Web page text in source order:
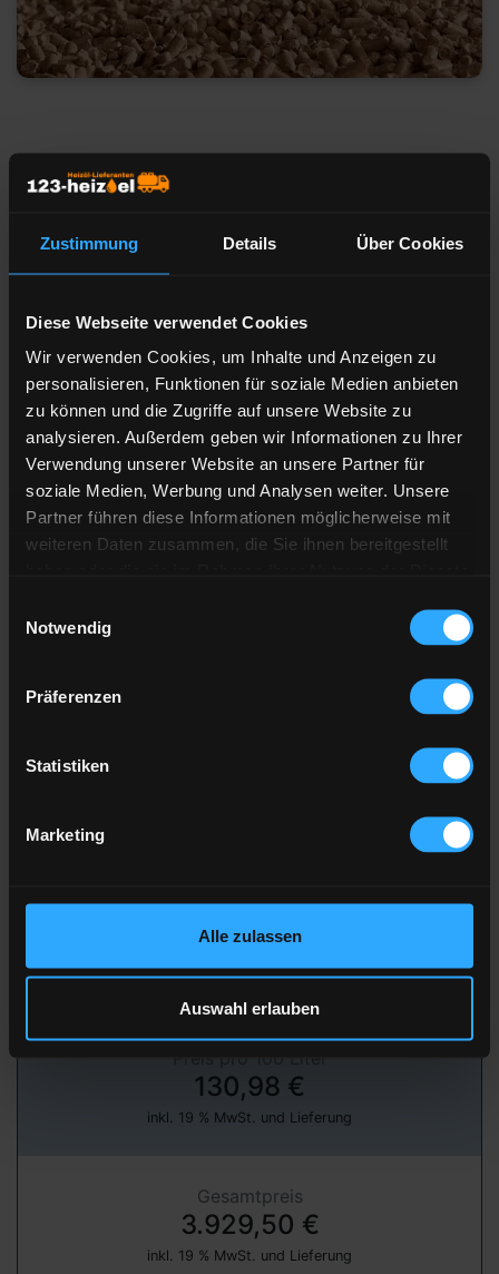
Zustimmung Details Über Cookies
Diese Webseite verwendet Cookies
Wir verwenden Cookies, um Inhalte und Anzeigen zu
personalisieren, Funktionen für soziale Medien anbieten
zu können und die Zugriffe auf unsere Website zu
analysieren. Außerdem geben wir Informationen zu Ihrer
Verwendung unserer Website an unsere Partner für
soziale Medien, Werbung und Analysen weiter. Unsere
Partner führen diese Informationen möglicherweise mit
weiteren Daten zusammen, die Sie ihnen bereitgestellt
Notwendig
Präferenzen
Statistiken
Marketing
Alle zulassen
Auswahl erlauben
Heizöl-Preisangebot für 41460
Liefermenge
Anzahl derLieferstellen
Preis berechnen
Heizöl Standard
von Kann Mineralölhandel
130,98 €
inkl. 19 % MwSt. und Lieferung
Gesamtpreis
3.929,50 €
inkl. 19 % MwSt. und Lieferung